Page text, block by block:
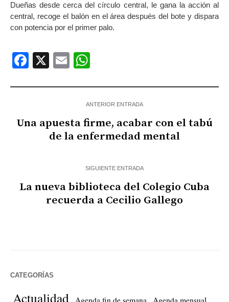
Dueñas desde cerca del círculo central, le gana la acción al
central, recoge el balón en el área después del bote y dispara
con potencia por el primer palo.
Facebook
X Email
ANTERIOR ENTRADA
Una apuesta firme, acabar con el tabú
de la enfermedad mental
SIGUIENTE ENTRADA
La nueva biblioteca del Colegio Cuba
recuerda a Cecilio Gallego
CATEGORÍAS
Actualidad